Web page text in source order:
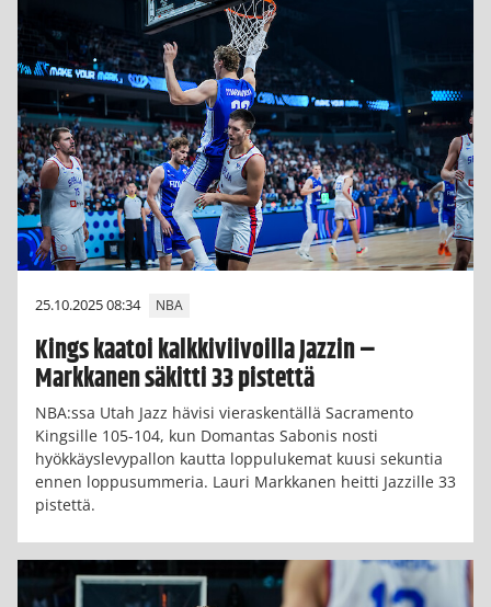
25.10.2025 08:34 NBA
Kings kaatoi kalkkiviivoilla Jazzin –
Markkanen säkitti 33 pistettä
NBA:ssa Utah Jazz hävisi vieraskentällä Sacramento
Kingsille 105-104, kun Domantas Sabonis nosti
hyökkäyslevypallon kautta loppulukemat kuusi sekuntia
ennen loppusummeria. Lauri Markkanen heitti Jazzille 33
pistettä.